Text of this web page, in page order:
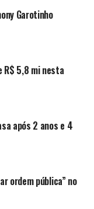
Garotinho
R$ 5,8 mi nesta
após 2 anos e 4
ordem pública” no